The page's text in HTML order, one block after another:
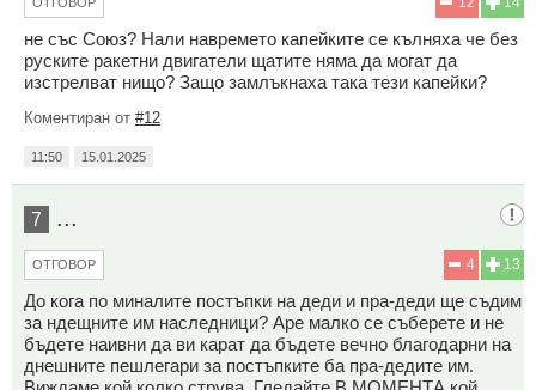
не със Союз? Нали навремето капейките се кълняха че без
руските ракетни двигатели щатите няма да могат да
изстрелват нищо? Защо замлъкнаха така тези капейки?
Коментиран от #12
11:50 15.01.2025
7 ...
13
4
ОТГОВОР
До кога по миналите постъпки на деди и пра-деди ще съдим
за ндещните им наследници? Аре малко се съберете и не
бъдете наивни да ви карат да бъдете вечно благодарни на
днешните пешлегари за постъпките ба пра-дедите им.